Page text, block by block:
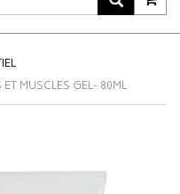
MUSCLES GEL- 80ML